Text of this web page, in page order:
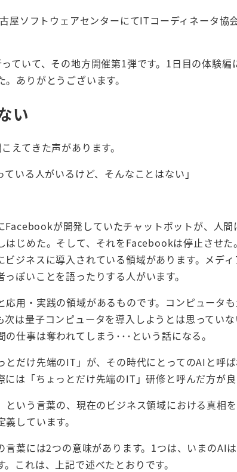
屋ソフトウェアセンターにてITコーディネータ協
ていて、その地方開催第1弾です。1日目の体験
ありがとうございます。
い
えてきた声があります。
ている人がいるけど、そんなことはない」
Facebookが開発していたチャットボットが、人
はじめた。そして、それをFacebookは停止させ
ビジネスに導入されている領域があります。メデ
ぽいことを語ったりする人がいます。
応用・実践の領域があるものです。コンピュータ
次は量子コンピュータを導入しようとは思ってい
仕事は奪われてしまう･･･という話になる。
とだけ先端のIT」が、その時代にとってのAIと呼
は「ちょっとだけ先端のIT」研修と呼んだ方が良
という言葉の、現在のビジネス領域における真相
しています。
言葉には2つの意味があります。1つは、いまのAI
これは、上記で述べたとおりです。